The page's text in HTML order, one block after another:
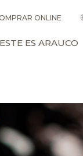
ONLINE
ESTE ES ARAUCO